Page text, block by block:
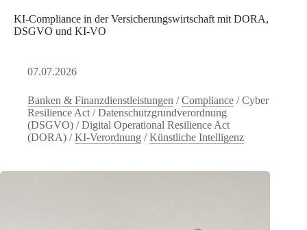
KI-Compliance in der Versicherungswirtschaft mit DORA,
DSGVO und KI-VO
07.07.2026
Banken & Finanzdienstleistungen /Compliance /Cyber
Resilience Act /Datenschutzgrundverordnung
(DSGVO) /Digital Operational Resilience Act
(DORA) /KI-Verordnung /Künstliche Intelligenz